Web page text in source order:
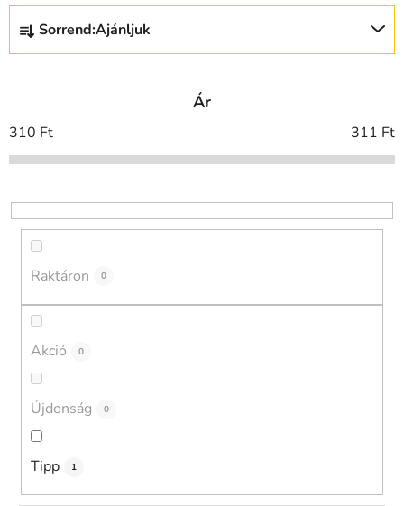
T
r
k
e
r
e
Sorrend:Ajánljuk
Ár
310 Ft 311 Ft
Raktáron 0
Akció 0
Újdonság 0
Tipp 1